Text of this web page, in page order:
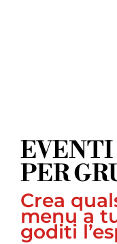
EVENTI
PER
Crea
menu a
goditi